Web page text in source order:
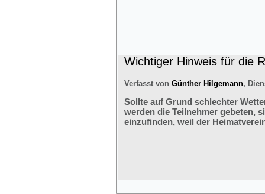
Wichtiger Hinweis für die
Verfasst von Günther Hilgemann,
Sollte auf Grund schlechter
werden die Teilnehmer gebeten,
einzufinden, weil der